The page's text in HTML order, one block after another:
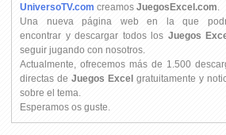
UniversoTV.com creamos JuegosExcel.com
Una nueva página web en la que
encontrar y descargar todos los Juegos
seguir jugando con nosotros.
Actualmente, ofrecemos más de 1.500
directas de Juegos Excel gratuitamente y
sobre el tema.
Esperamos os guste.